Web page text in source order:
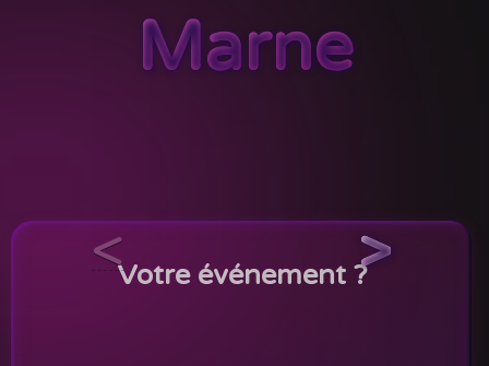
Marne
Votre événement ?
< >